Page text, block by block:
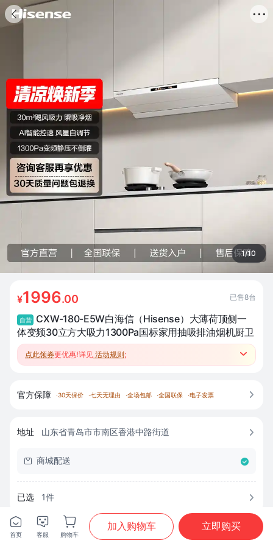

首页

分类

购物车

 
1/10
¥1996.00 已售8台
自营
CXW-180-E5W白海信（Hisense）大薄荷顶侧一
体变频30立方大吸力1300Pa国标家用抽吸排油烟机厨卫
点此领券更优惠!详见 活动规则;
●参加厨卫跨品类满2类97折3类95折4类93折；

官方保障 ·30天保价 ·七天无理由 ·全场包邮 ·全国联保 ·电子发票 
地址 山东省青岛市市南区香港中路街道 
 商城配送
已选 1件 
附近专卖店

首页

客服

购物车
加入购物车 立即购买